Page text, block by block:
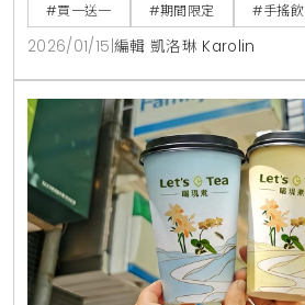
#買一送一 #期間限定 #手搖飲
2026/01/15 編輯 凱洛琳 Karolin